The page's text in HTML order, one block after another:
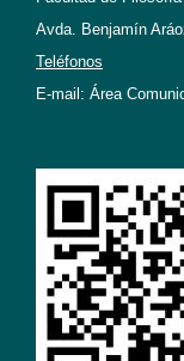
Avda. Benjamín
Teléfonos
E-mail: Área